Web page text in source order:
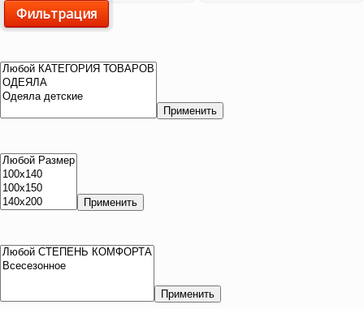
цена
Фильтрация
Применить
Применить
Применить